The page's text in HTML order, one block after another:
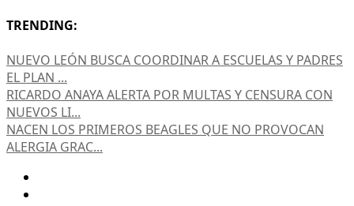
TRENDING:
NUEVO LEÓN BUSCA COORDINAR A ESCUELAS Y PADRES
EL PLAN ...
RICARDO ANAYA ALERTA POR MULTAS Y CENSURA CON
NUEVOS LI...
NACEN LOS PRIMEROS BEAGLES QUE NO PROVOCAN
ALERGIA GRAC...